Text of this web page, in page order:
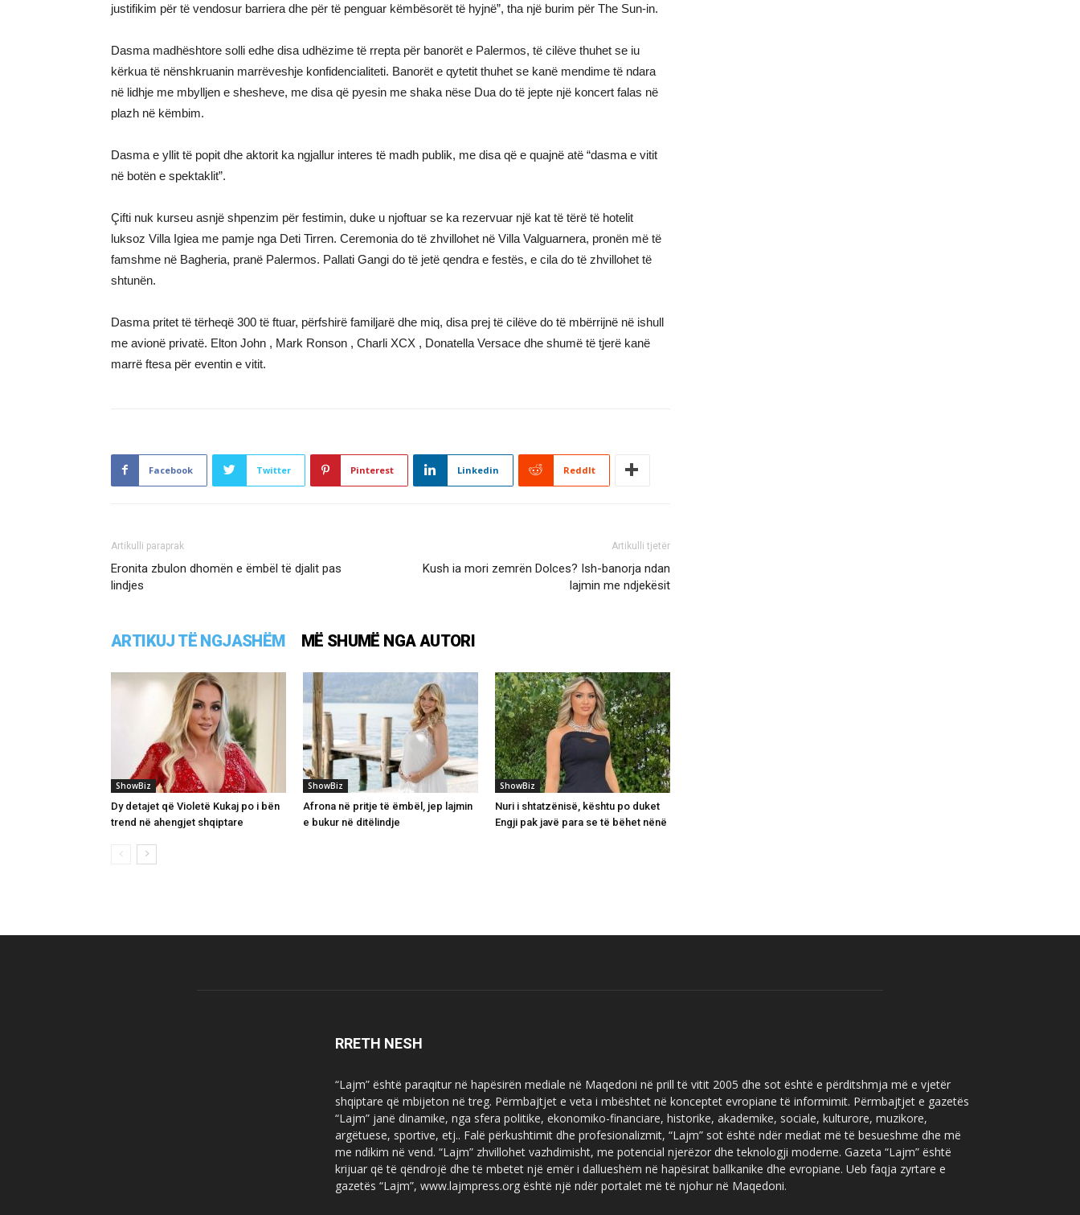
justifikim për të vendosur barriera dhe për të penguar këmbësorët të hyjnë”, tha një burim për The Sun-in.
Dasma madhështore solli edhe disa udhëzime të rrepta për banorët e Palermos, të cilëve thuhet se iu
kërkua të nënshkruanin marrëveshje konfidencialiteti. Banorët e qytetit thuhet se kanë mendime të ndara
në lidhje me mbylljen e shesheve, me disa që pyesin me shaka nëse Dua do të jepte një koncert falas në
plazh në këmbim.
Dasma e yllit të popit dhe aktorit ka ngjallur interes të madh publik, me disa që e quajnë atë “dasma e vitit
në botën e spektaklit”.
Çifti nuk kurseu asnjë shpenzim për festimin, duke u njoftuar se ka rezervuar një kat të tërë të hotelit
luksoz Villa Igiea me pamje nga Deti Tirren. Ceremonia do të zhvillohet në Villa Valguarnera, pronën më të
famshme në Bagheria, pranë Palermos. Pallati Gangi do të jetë qendra e festës, e cila do të zhvillohet të
shtunën.
Dasma pritet të tërheqë 300 të ftuar, përfshirë familjarë dhe miq, disa prej të cilëve do të mbërrijnë në ishull
me avionë privatë. Elton John , Mark Ronson , Charli XCX , Donatella Versace dhe shumë të tjerë kanë
marrë ftesa për eventin e vitit.
Facebook Twitter Pinterest Linkedin ReddIt
Artikulli paraprak
Eronita zbulon dhomën e ëmbël të djalit pas
lindjes
Artikulli tjetër
Kush ia mori zemrën Dolces? Ish-banorja ndan
lajmin me ndjekësit
ARTIKUJ TË NGJASHËM MË SHUMË NGA AUTORI
ShowBiz
Dy detajet që Violetë Kukaj po i bën
trend në ahengjet shqiptare
ShowBiz
Afrona në pritje të ëmbël, jep lajmin
e bukur në ditëlindje
ShowBiz
Nuri i shtatzënisë, kështu po duket
Engji pak javë para se të bëhet nënë
RRETH NESH
“Lajm” është paraqitur në hapësirën mediale në Maqedoni në prill të vitit 2005 dhe sot është e përditshmja më e vjetër
shqiptare që mbijeton në treg. Përmbajtjet e veta i mbështet në konceptet evropiane të informimit. Përmbajtjet e gazetës
“Lajm” janë dinamike, nga sfera politike, ekonomiko-financiare, historike, akademike, sociale, kulturore, muzikore,
argëtuese, sportive, etj.. Falë përkushtimit dhe profesionalizmit, “Lajm” sot është ndër mediat më të besueshme dhe më
me ndikim në vend. “Lajm” zhvillohet vazhdimisht, me potencial njerëzor dhe teknologji moderne. Gazeta “Lajm” është
krijuar që të qëndrojë dhe të mbetet një emër i dallueshëm në hapësirat ballkanike dhe evropiane. Ueb faqja zyrtare e
gazetës “Lajm”, www.lajmpress.org është një ndër portalet më të njohur në Maqedoni.